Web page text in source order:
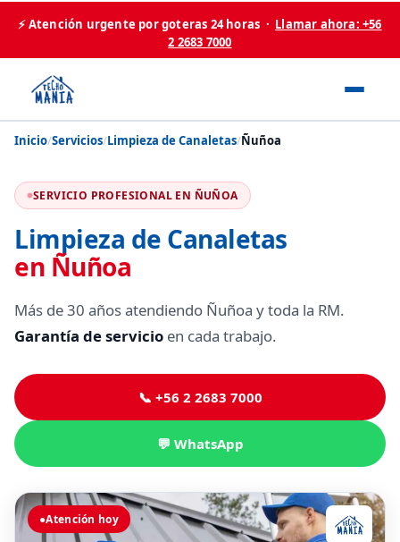
⚡ Atención urgente por goteras 24 horas · Llamar ahora: +56
2 2683 7000
Inicio/Servicios/Limpieza de Canaletas/Ñuñoa
SERVICIO PROFESIONAL EN ÑUÑOA
Limpieza de Canaletas
en Ñuñoa
Más de 30 años atendiendo Ñuñoa y toda la RM.
Garantía de servicio en cada trabajo.
📞 +56 2 2683 7000
💬 WhatsApp
●Atención hoy